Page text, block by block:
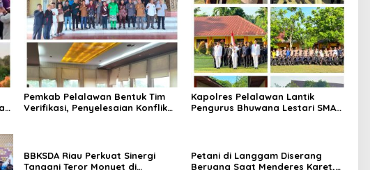
Pemkab Pelalawan Bentuk Tim
Verifikasi, Penyelesaian Konflik
Kapolres Pelalawan Lantik
Pengurus Bhuwana Lestari SMAN
BBKSDA Riau Perkuat Sinergi
Tangani Teror Monyet di
Petani di Langgam Diserang
Beruang Saat Menderes Karet,